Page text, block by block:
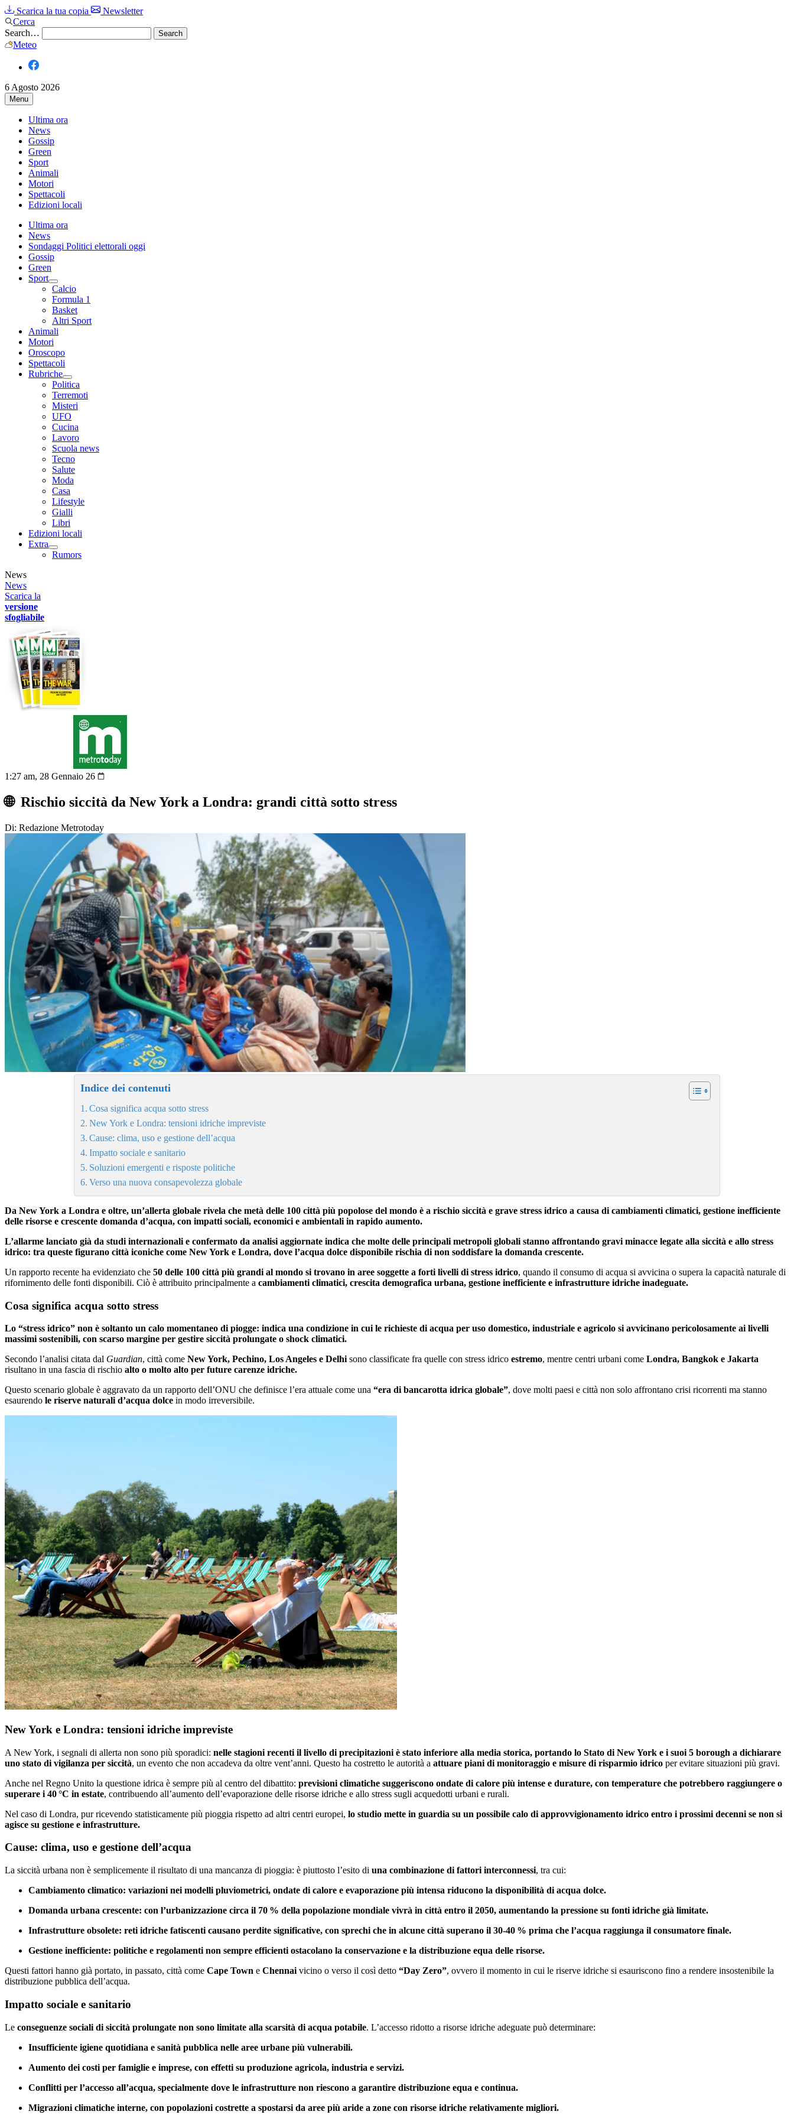
Scarica la tua copia
Newsletter
Cerca
Search…
Meteo
6 Agosto 2026
Menu
Ultima ora
News
Gossip
Green
Sport
Animali
Motori
Spettacoli
Edizioni locali
Ultima ora
News
Sondaggi Politici elettorali oggi
Gossip
Green
Sport
Calcio
Formula 1
Basket
Altri Sport
Animali
Motori
Oroscopo
Spettacoli
Rubriche
Politica
Terremoti
Misteri
UFO
Cucina
Lavoro
Scuola news
Tecno
Salute
Moda
Casa
Lifestyle
Gialli
Libri
Edizioni locali
Extra
Rumors
News
News
Scarica la
versione
sfogliabile
1:27 am, 28 Gennaio 26
🌐 Rischio siccità da New York a Londra: grandi città sotto stress
Di: Redazione Metrotoday
Indice dei contenuti
Cosa significa acqua sotto stress
New York e Londra: tensioni idriche impreviste
Cause: clima, uso e gestione dell’acqua
Impatto sociale e sanitario
Soluzioni emergenti e risposte politiche
Verso una nuova consapevolezza globale
Da New York a Londra e oltre, un’allerta globale rivela che metà delle 100 città più popolose del mondo è a rischio siccità e grave stress idrico a causa di cambiamenti climatici, gestione inefficiente
delle risorse e crescente domanda d’acqua, con impatti sociali, economici e ambientali in rapido aumento.
L’allarme lanciato già da studi internazionali e confermato da analisi aggiornate indica che molte delle principali metropoli globali stanno affrontando gravi minacce legate alla siccità e allo stress
idrico: tra queste figurano città iconiche come New York e Londra, dove l’acqua dolce disponibile rischia di non soddisfare la domanda crescente.
Un rapporto recente ha evidenziato che 50 delle 100 città più grandi al mondo si trovano in aree soggette a forti livelli di stress idrico, quando il consumo di acqua si avvicina o supera la capacità naturale di
rifornimento delle fonti disponibili. Ciò è attribuito principalmente a cambiamenti climatici, crescita demografica urbana, gestione inefficiente e infrastrutture idriche inadeguate.
Cosa significa acqua sotto stress
Lo “stress idrico” non è soltanto un calo momentaneo di piogge: indica una condizione in cui le richieste di acqua per uso domestico, industriale e agricolo si avvicinano pericolosamente ai livelli
massimi sostenibili, con scarso margine per gestire siccità prolungate o shock climatici.
Secondo l’analisi citata dal Guardian, città come New York, Pechino, Los Angeles e Delhi sono classificate fra quelle con stress idrico estremo, mentre centri urbani come Londra, Bangkok e Jakarta
risultano in una fascia di rischio alto o molto alto per future carenze idriche.
Questo scenario globale è aggravato da un rapporto dell’ONU che definisce l’era attuale come una “era di bancarotta idrica globale”, dove molti paesi e città non solo affrontano crisi ricorrenti ma stanno
esaurendo le riserve naturali d’acqua dolce in modo irreversibile.
New York e Londra: tensioni idriche impreviste
A New York, i segnali di allerta non sono più sporadici: nelle stagioni recenti il livello di precipitazioni è stato inferiore alla media storica, portando lo Stato di New York e i suoi 5 borough a dichiarare
uno stato di vigilanza per siccità, un evento che non accadeva da oltre vent’anni. Questo ha costretto le autorità a attuare piani di monitoraggio e misure di risparmio idrico per evitare situazioni più gravi.
Anche nel Regno Unito la questione idrica è sempre più al centro del dibattito: previsioni climatiche suggeriscono ondate di calore più intense e durature, con temperature che potrebbero raggiungere o
superare i 40 °C in estate, contribuendo all’aumento dell’evaporazione delle risorse idriche e allo stress sugli acquedotti urbani e rurali.
Nel caso di Londra, pur ricevendo statisticamente più pioggia rispetto ad altri centri europei, lo studio mette in guardia su un possibile calo di approvvigionamento idrico entro i prossimi decenni se non si
agisce su gestione e infrastrutture.
Cause: clima, uso e gestione dell’acqua
La siccità urbana non è semplicemente il risultato di una mancanza di pioggia: è piuttosto l’esito di una combinazione di fattori interconnessi, tra cui:
Cambiamento climatico: variazioni nei modelli pluviometrici, ondate di calore e evaporazione più intensa riducono la disponibilità di acqua dolce.
Domanda urbana crescente: con l’urbanizzazione circa il 70 % della popolazione mondiale vivrà in città entro il 2050, aumentando la pressione su fonti idriche già limitate.
Infrastrutture obsolete: reti idriche fatiscenti causano perdite significative, con sprechi che in alcune città superano il 30-40 % prima che l’acqua raggiunga il consumatore finale.
Gestione inefficiente: politiche e regolamenti non sempre efficienti ostacolano la conservazione e la distribuzione equa delle risorse.
Questi fattori hanno già portato, in passato, città come Cape Town e Chennai vicino o verso il così detto “Day Zero”, ovvero il momento in cui le riserve idriche si esauriscono fino a rendere insostenibile la
distribuzione pubblica dell’acqua.
Impatto sociale e sanitario
Le conseguenze sociali di siccità prolungate non sono limitate alla scarsità di acqua potabile. L’accesso ridotto a risorse idriche adeguate può determinare:
Insufficiente igiene quotidiana e sanità pubblica nelle aree urbane più vulnerabili.
Aumento dei costi per famiglie e imprese, con effetti su produzione agricola, industria e servizi.
Conflitti per l’accesso all’acqua, specialmente dove le infrastrutture non riescono a garantire distribuzione equa e continua.
Migrazioni climatiche interne, con popolazioni costrette a spostarsi da aree più aride a zone con risorse idriche relativamente migliori.